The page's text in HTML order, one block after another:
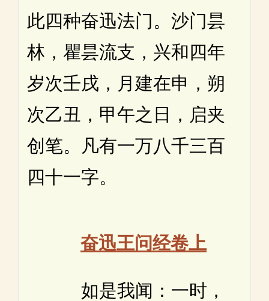
此四种奋迅法门。沙门昙
林，瞿昙流支，兴和四年
岁次壬戌，月建在申，朔
次乙丑，甲午之日，启夹
创笔。凡有一万八千三百
四十一字。
奋迅王问经卷上
如是我闻：一时，